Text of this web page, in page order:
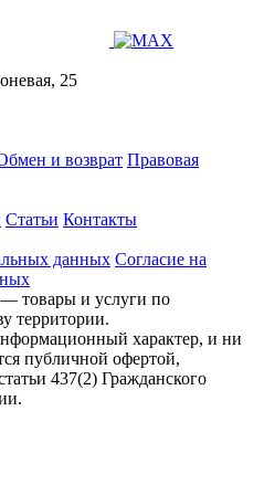
25
и возврат Правовая
Статьи Контакты
данных Согласие на
товары и услуги по
территории.
характер, и ни
публичной офертой,
437(2) Гражданского